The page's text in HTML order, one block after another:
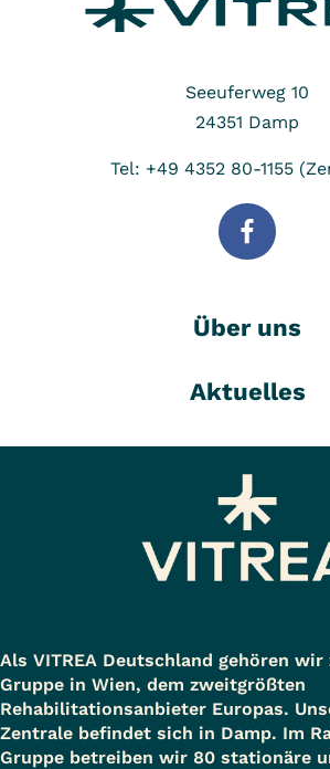
Seeuferweg 10
24351 Damp
Tel: +49 4352 80-1155
Über uns
Aktuelles
Als VITREA Deutschland gehören wir
Gruppe in Wien, dem zweitgrößten
Rehabilitationsanbieter Europas.
Zentrale befindet sich in Damp. Im
Gruppe betreiben wir 80 stationäre